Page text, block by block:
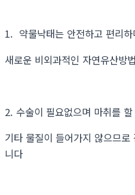
1. 약물낙태는 안전하고 편리
새로운 비외과적인 자연유산방
2. 수술이 필요없으며 마취를
기타 물질이 들어가지 않으므
니다